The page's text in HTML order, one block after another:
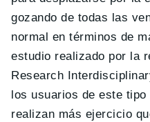
gozando de todas las
normal en términos de
estudio realizado por la
Research
los usuarios de este
realizan más ejercicio